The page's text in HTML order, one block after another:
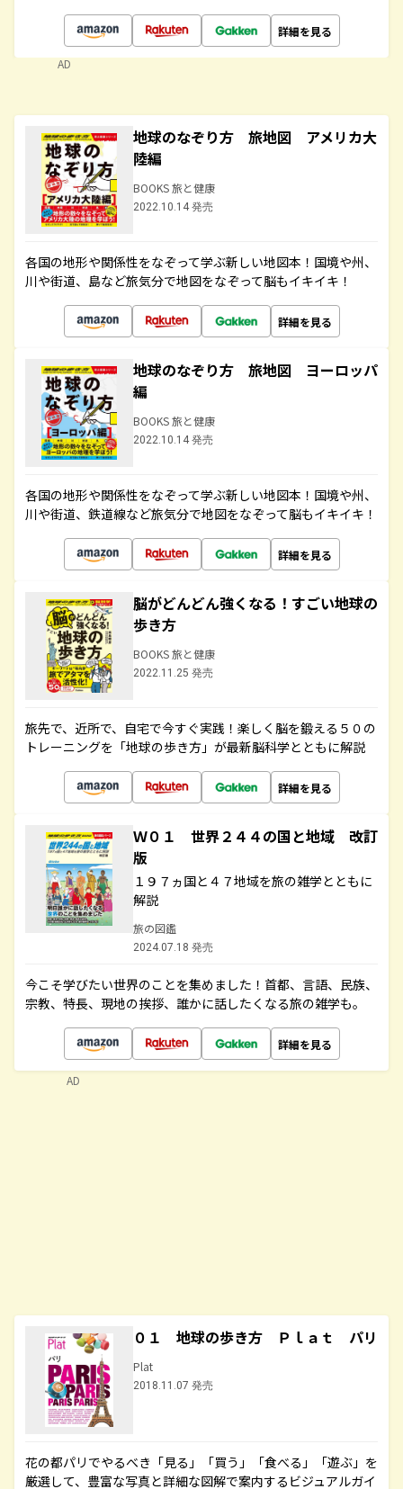
詳細を見る
AD
地球のなぞり方 旅地図 アメリカ大
陸編
BOOKS 旅と健康
2022.10.14 発売
各国の地形や関係性をなぞって学ぶ新しい地図本！国境や州、
川や街道、島など旅気分で地図をなぞって脳もイキイキ！
詳細を見る
地球のなぞり方 旅地図 ヨーロッパ
編
BOOKS 旅と健康
2022.10.14 発売
各国の地形や関係性をなぞって学ぶ新しい地図本！国境や州、
川や街道、鉄道線など旅気分で地図をなぞって脳もイキイキ！
詳細を見る
脳がどんどん強くなる！すごい地球の
歩き方
BOOKS 旅と健康
2022.11.25 発売
旅先で、近所で、自宅で今すぐ実践！楽しく脳を鍛える５０の
トレーニングを「地球の歩き方」が最新脳科学とともに解説
詳細を見る
Ｗ０１ 世界２４４の国と地域 改訂
版
１９７ヵ国と４７地域を旅の雑学とともに
解説
旅の図鑑
2024.07.18 発売
今こそ学びたい世界のことを集めました！首都、言語、民族、
宗教、特長、現地の挨拶、誰かに話したくなる旅の雑学も。
詳細を見る
０１ 地球の歩き方 Ｐｌａｔ パリ
Plat
2018.11.07 発売
花の都パリでやるべき「見る」「買う」「食べる」「遊ぶ」を
厳選して、豊富な写真と詳細な図解で案内するビジュアルガイ
AD